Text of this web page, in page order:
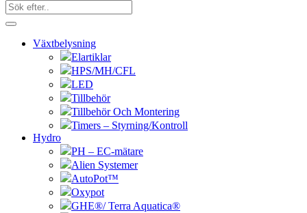
Växtbelysning
Elartiklar
HPS/MH/CFL
LED
Tillbehör
Tillbehör Och Montering
Timers – Styrning/Kontroll
Hydro
PH – EC-mätare
Alien Systemer
AutoPot™
Oxypot
GHE®/ Terra Aquatica®